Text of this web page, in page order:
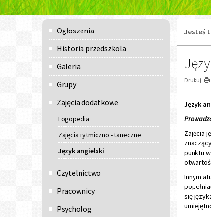
Menu
główne
Ogłoszenia
Historia przedszkola
Galeria
Grupy
Zajęcia dodatkowe
Logopedia
Zajęcia rytmiczno - taneczne
Język angielski
Czytelnictwo
Pracownicy
Psycholog
Jesteś
Drukuj
Język
Zajęcia
punktu
Innym
się